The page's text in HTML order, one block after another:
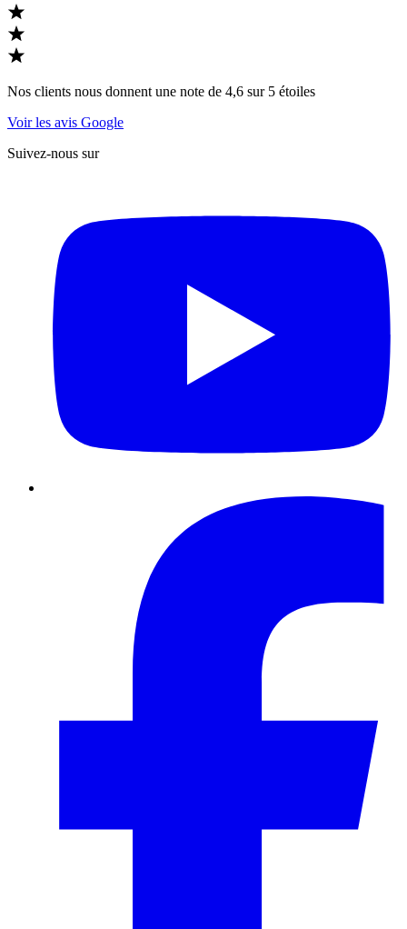
Nos clients nous donnent une note de 4,6 sur 5 étoiles
Voir les avis Google
Suivez-nous sur